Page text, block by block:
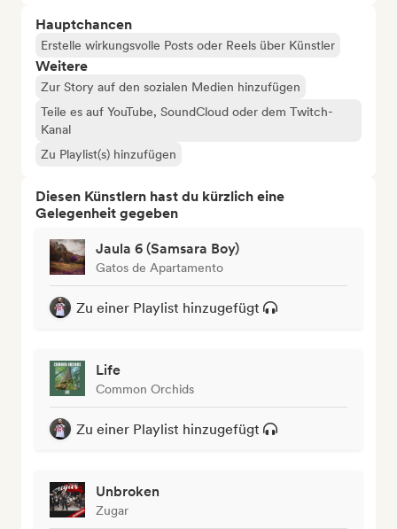
Hauptchancen
Erstelle wirkungsvolle Posts oder Reels über Künstler
Weitere
Zur Story auf den sozialen Medien hinzufügen
Teile es auf YouTube, SoundCloud oder dem Twitch-
Kanal
Zu Playlist(s) hinzufügen
Diesen Künstlern hast du kürzlich eine
Gelegenheit gegeben
Jaula 6 (Samsara Boy)
Gatos de Apartamento
Zu einer Playlist hinzugefügt
Life
Common Orchids
Zu einer Playlist hinzugefügt
Unbroken
Zugar